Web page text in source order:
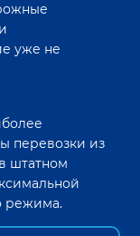
уже не
перевозки из
штатном
режима.